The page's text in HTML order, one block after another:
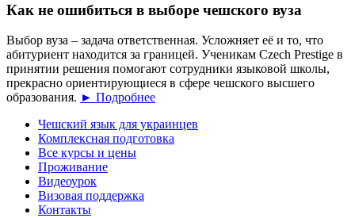
Как не ошибиться в выборе чешского вуза
Выбор вуза – задача ответственная. Усложняет её и то, что
абитуриент находится за границей. Ученикам Czech Prestige в
принятии решения помогают сотрудники языковой школы,
прекрасно ориентирующиеся в сфере чешского высшего
образования. ► Подробнее
Чешский язык для украинцев
Комплексная подготовка
Все курсы и цены
Проживание
Видеоурок
Визовая поддержка
Контакты